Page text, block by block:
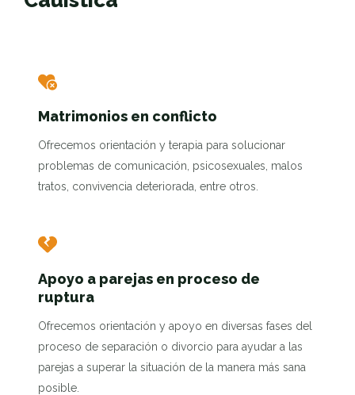
Matrimonios en conflicto
Ofrecemos orientación y terapia para solucionar
problemas de comunicación, psicosexuales, malos
tratos, convivencia deteriorada, entre otros.
Apoyo a parejas en proceso de
ruptura
Ofrecemos orientación y apoyo en diversas fases del
proceso de separación o divorcio para ayudar a las
parejas a superar la situación de la manera más sana
posible.